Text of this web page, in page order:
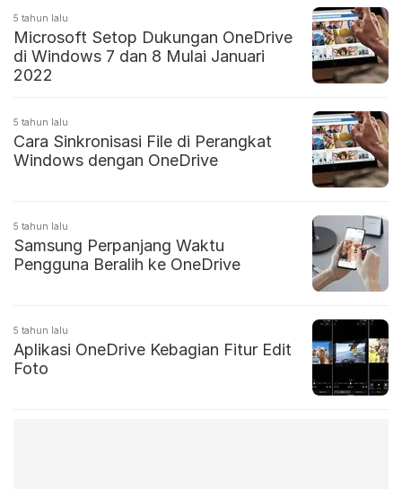
5 tahun lalu
Microsoft Setop Dukungan OneDrive
di Windows 7 dan 8 Mulai Januari
2022
5 tahun lalu
Cara Sinkronisasi File di Perangkat
Windows dengan OneDrive
5 tahun lalu
Samsung Perpanjang Waktu
Pengguna Beralih ke OneDrive
5 tahun lalu
Aplikasi OneDrive Kebagian Fitur Edit
Foto